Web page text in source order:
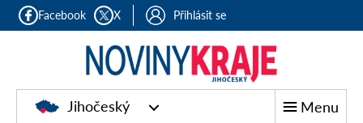
Facebook X Přihlásit se
Jihočeský Menu